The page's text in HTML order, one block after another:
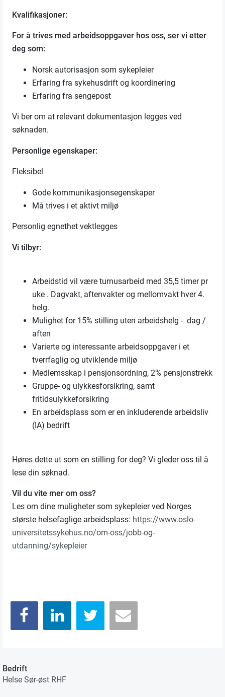
Kvalifikasjoner:
For å trives med arbeidsoppgaver hos oss, ser vi etter
deg som:
Norsk autorisasjon som sykepleier
Erfaring fra sykehusdrift og koordinering
Erfaring fra sengepost
Vi ber om at relevant dokumentasjon legges ved
søknaden.
Personlige egenskaper:
Fleksibel
Gode kommunikasjonsegenskaper
Må trives i et aktivt miljø
Personlig egnethet vektlegges
Vi tilbyr:
Arbeidstid vil være turnusarbeid med 35,5 timer pr
uke . Dagvakt, aftenvakter og mellomvakt hver 4.
helg.
Mulighet for 15% stilling uten arbeidshelg - dag /
aften
Varierte og interessante arbeidsoppgaver i et
tverrfaglig og utviklende miljø
Medlemsskap i pensjonsordning, 2% pensjonstrekk
Gruppe- og ulykkesforsikring, samt
fritidsulykkeforsikring
En arbeidsplass som er en inkluderende arbeidsliv
(IA) bedrift
Høres dette ut som en stilling for deg? Vi gleder oss til å
lese din søknad.
Vil du vite mer om oss?
Les om dine muligheter som sykepleier ved Norges
største helsefaglige arbeidsplass: https://www.oslo-
universitetssykehus.no/om-oss/jobb-og-
utdanning/sykepleier
Bedrift
Helse Sør-øst RHF